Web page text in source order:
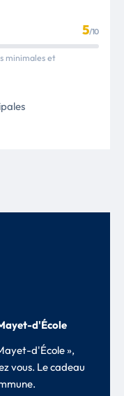
5/10
minimales et
d'École
d'École »,
vous. Le cadeau